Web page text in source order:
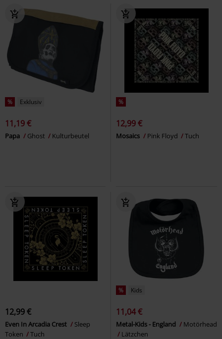
% Exklusiv
11,19 €
Papa Ghost Kulturbeutel
%
12,99 €
Mosaics Pink Floyd Tuch
12,99 €
Even In Arcadia Crest
Sleep
Token
Tuch
% Kids
11,04 €
Metal-Kids - England
Motörhead
Lätzchen